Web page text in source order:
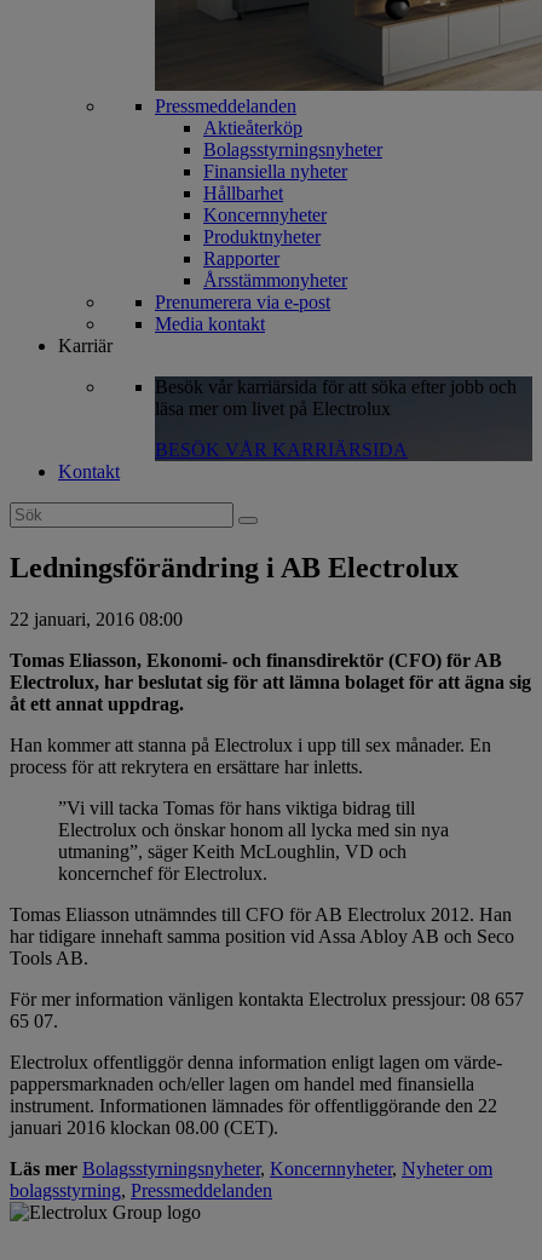
Pressmeddelanden
Aktieåterköp
Bolagsstyrningsnyheter
Finansiella nyheter
Hållbarhet
Koncernnyheter
Produktnyheter
Rapporter
Årsstämmonyheter
Prenumerera via e-post
Media kontakt
Karriär
Besök vår karriärsida för att söka efter jobb och
läsa mer om livet på Electrolux
BESÖK VÅR KARRIÄRSIDA
Kontakt
Search
for:
Ledningsförändring i AB Electrolux
22 januari, 2016 08:00
Tomas Eliasson, Ekonomi- och finansdirektör (CFO) för AB
Electrolux, har beslutat sig för att lämna bolaget för att ägna sig
åt ett annat uppdrag.
Han kommer att stanna på Electrolux i upp till sex månader. En
process för att rekrytera en ersättare har inletts.
”Vi vill tacka Tomas för hans viktiga bidrag till
Electrolux och önskar honom all lycka med sin nya
utmaning”, säger Keith McLoughlin, VD och
koncernchef för Electrolux.
Tomas Eliasson utnämndes till CFO för AB Electrolux 2012. Han
har tidigare innehaft samma position vid Assa Abloy AB och Seco
Tools AB.
För mer information vänligen kontakta Electrolux pressjour: 08 657
65 07.
Electrolux offentliggör denna information enligt lagen om värde­
pappersmarknaden och/eller lagen om handel med finansiella
instrument. Informationen lämnades för offentliggörande den 22
januari 2016 klockan 08.00 (CET).
Läs mer Bolagsstyrningsnyheter, Koncernnyheter, Nyheter om
bolagsstyrning, Pressmeddelanden